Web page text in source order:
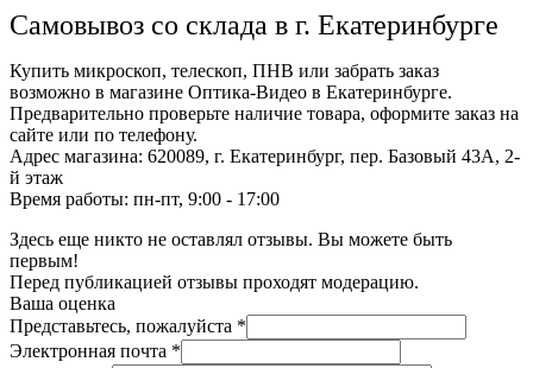
Самовывоз со склада в г. Екатеринбурге
Купить микроскоп, телескоп, ПНВ или забрать заказ
возможно в магазине Оптика-Видео в Екатеринбурге.
Предварительно проверьте наличие товара, оформите заказ на
сайте или по телефону.
Адрес магазина: 620089, г. Екатеринбург, пер. Базовый 43А, 2-
й этаж
Время работы: пн-пт, 9:00 - 17:00
Здесь еще никто не оставлял отзывы. Вы можете быть
первым!
Перед публикацией отзывы проходят модерацию.
Ваша оценка
Представьтесь, пожалуйста *
Электронная почта *